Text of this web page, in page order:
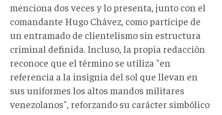
menciona dos veces y lo presenta, junto con el
comandante Hugo Chávez, como partícipe de
un entramado de clientelismo sin estructura
criminal definida. Incluso, la propia redacción
reconoce que el término se utiliza "en
referencia a la insignia del sol que llevan en
sus uniformes los altos mandos militares
venezolanos", reforzando su carácter simbólico